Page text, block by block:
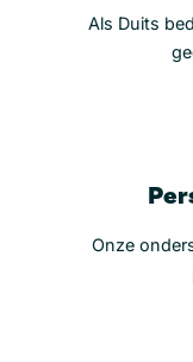
Als Duits
Onze